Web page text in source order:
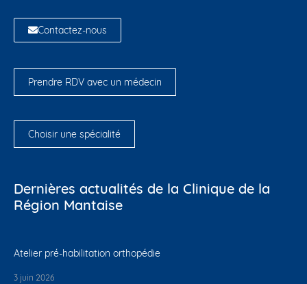
Contactez-nous
Prendre RDV avec un médecin
Choisir une spécialité
Dernières actualités de la Clinique de la
Région Mantaise
Atelier pré-habilitation orthopédie
3 juin 2026